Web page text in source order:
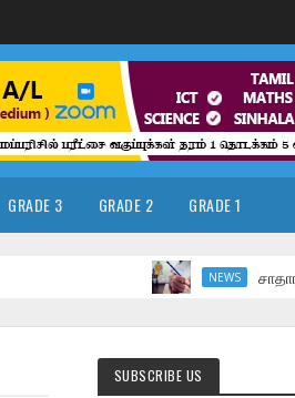
GRADE 3 GRADE 2 GRADE 1
NEWS சாதாரண
SUBSCRIBE US